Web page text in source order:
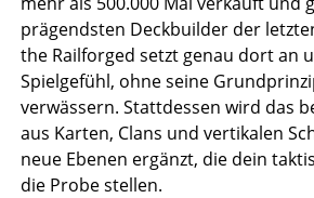
prägendsten Deckbuilder der
the Railforged setzt genau dort an
Spielgefühl, ohne seine
verwässern. Stattdessen wird das
aus Karten, Clans und vertikalen
neue Ebenen ergänzt, die dein
die Probe stellen.